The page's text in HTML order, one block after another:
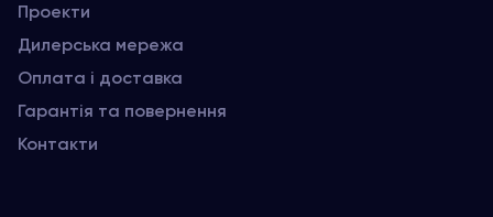
Проекти
Дилерська мережа
Оплата і доставка
Гарантія та повернення
Контакти